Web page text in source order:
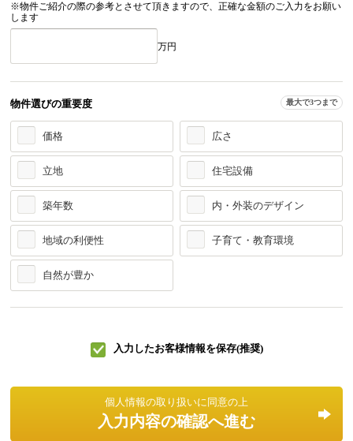
※物件ご紹介の際の参考とさせて頂きますので、正確な金額のご入力をお願い
します
万円
物件選びの重要度 最大で3つまで
価格 広さ
立地 住宅設備
築年数 内・外装のデザイン
地域の利便性 子育て・教育環境
自然が豊か
入力したお客様情報を保存(推奨)
個人情報の取り扱いに同意の上
入力内容の確認へ進む